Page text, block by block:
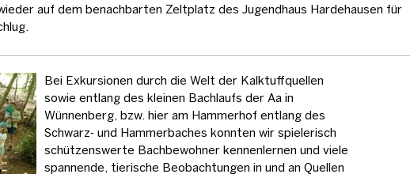
auf dem benachbarten Zeltplatz des Jugendhaus Hardehausen für
Bei Exkursionen durch die Welt der Kalktuffquellen
sowie entlang des kleinen Bachlaufs der Aa in
Wünnenberg, bzw. hier am Hammerhof entlang des
Schwarz- und Hammerbaches konnten wir spielerisch
schützenswerte Bachbewohner kennenlernen und viele
spannende, tierische Beobachtungen in und an Quellen